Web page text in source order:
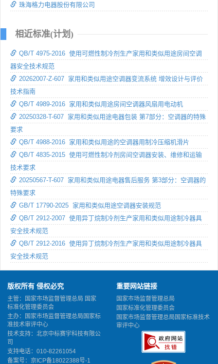
珠海格力电器股份有限公司
相近标准(计划)
QB/T 4975-2016 使用可燃性制冷剂生产家用和类似用途房间空调
器安全技术规范
20262007-Z-607 家用和类似用途空调器变流系统 增效设计与评价
技术指南
QB/T 4989-2016 家用和类似用途房间空调器风扇用电动机
20250328-T-607 家用和类似用途电器包装 第7部分：空调器的特殊
要求
QB/T 4988-2016 家用和类似用途的空调器用制冷压缩机滑片
QB/T 4835-2015 使用可燃性制冷剂房间空调器安装、维修和运输
技术要求
20250567-T-607 家用和类似用途电器售后服务 第3部分：空调器的
特殊要求
GB/T 17790-2025 家用和类似用途空调器安装规范
QB/T 2912-2007 使用异丁烷制冷剂生产家用和类似用途制冷器具
安全技术规范
QB/T 2912-2016 使用异丁烷制冷剂生产家用和类似用途制冷器具
安全技术规范
版权所有 侵权必究
主管：国家市场监督管理总局 国家
标准化管理委员会
主办：国家市场监督管理总局国家标
准技术审评中心
技术支持：北京中标赛宇科技有限公
司
支持电话：010-82261054
备案号： 京ICP备18022388号-1
重要网站链接
国家市场监督管理总局
国家标准化管理委员会
国家市场监督管理总局国家标准技术
审评中心